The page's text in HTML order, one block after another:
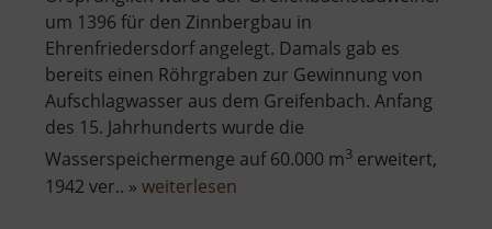
um 1396 für den Zinnbergbau in
Ehrenfriedersdorf angelegt. Damals gab es
bereits einen Röhrgraben zur Gewinnung von
Aufschlagwasser aus dem Greifenbach. Anfang
des 15. Jahrhunderts wurde die
Wasserspeichermenge auf 60.000 m3 erweitert,
1942 ver.. » weiterlesen